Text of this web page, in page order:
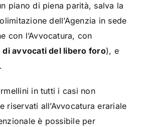
piano di piena parità, salva la
dell’Agenzia in sede
con l’Avvocatura, con
di avvocati del libero foro), e
in tutti i casi non
riservati all’Avvocatura erariale
è possibile per